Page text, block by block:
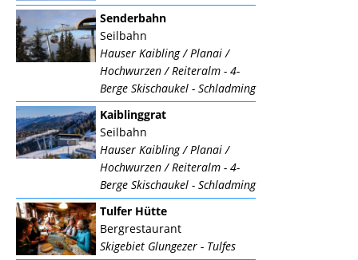
Senderbahn
Seilbahn
Hauser Kaibling / Planai /
Hochwurzen / Reiteralm - 4-
Berge Skischaukel - Schladming
Kaiblinggrat
Seilbahn
Hauser Kaibling / Planai /
Hochwurzen / Reiteralm - 4-
Berge Skischaukel - Schladming
Tulfer Hütte
Bergrestaurant
Skigebiet Glungezer - Tulfes